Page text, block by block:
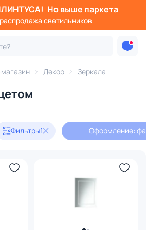
Но выше паркета
светильников
Декор Зеркала
Фильтры1 Оформление:
Фильтры
с фацетом